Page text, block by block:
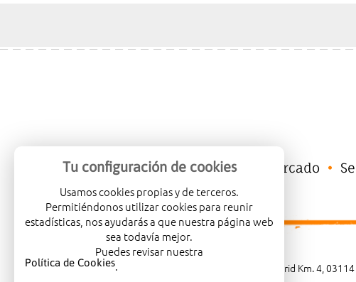
Mercalicante Empresas Mercado
Carretera de Madrid Km. 4,
Tu configuración de cookies
Usamos cookies propias y de terceros.
Permitiéndonos utilizar cookies para reunir
estadísticas, nos ayudarás a que nuestra página web
sea todavía mejor.
Puedes revisar nuestra
Política de Cookies.